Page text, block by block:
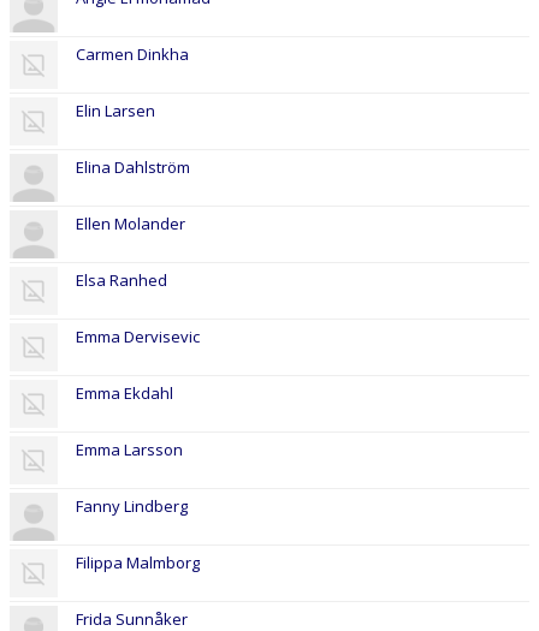
Carmen Dinkha
Elin Larsen
Elina Dahlström
Ellen Molander
Elsa Ranhed
Emma Dervisevic
Emma Ekdahl
Emma Larsson
Fanny Lindberg
Filippa Malmborg
Frida Sunnåker